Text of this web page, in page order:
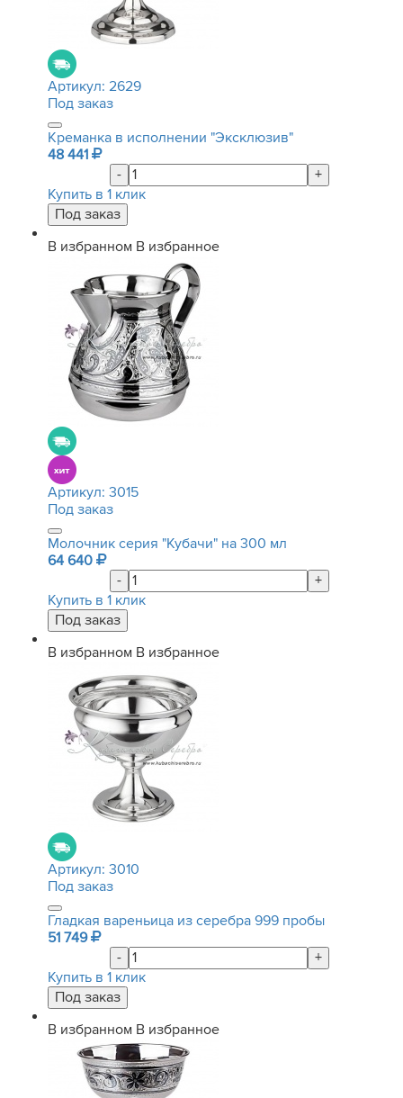
Артикул: 2629
Под заказ
Креманка в исполнении "Эксклюзив"
48 441
-
+
Купить в 1 клик
В избранном В избранное
Артикул: 3015
Под заказ
Молочник серия "Кубачи" на 300 мл
64 640
-
+
Купить в 1 клик
В избранном В избранное
Артикул: 3010
Под заказ
Гладкая вареньица из серебра 999 пробы
51 749
-
+
Купить в 1 клик
В избранном В избранное